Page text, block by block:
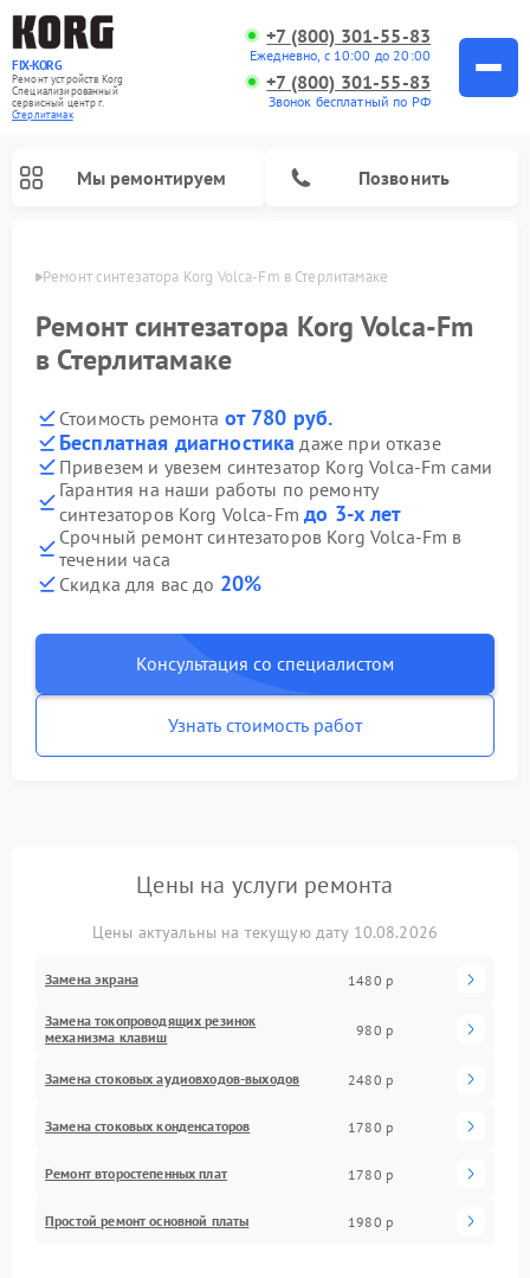
FIX-KORG
Ремонт устройств Korg
Специализированный
cервисный центр г.
Стерлитамак
+7 (800) 301-55-83
Ежедневно, с 10:00 до 20:00
+7 (800) 301-55-83
Звонок бесплатный по РФ
Мы ремонтируем Позвонить
Ремонт синтезатора Korg Volca-Fm в Стерлитамаке
Ремонт синтезатора Korg Volca-Fm
в Стерлитамаке
Стоимость ремонта от 780 руб.
Бесплатная диагностика даже при отказе
Привезем и увезем синтезатор Korg Volca-Fm сами
Гарантия на наши работы по ремонту
синтезаторов Korg Volca-Fmдо 3-х лет
Срочный ремонт синтезаторов Korg Volca-Fm в
течении часа
Скидка для вас до 20%
Консультация со специалистом
Узнать стоимость работ
Цены на услуги ремонта
Цены актуальны на текущую дату 10.08.2026
Замена экрана 1480 р
Замена токопроводящих резинок
механизма клавиш
980 р
Замена стоковых аудиовходов-выходов 2480 р
Замена стоковых конденсаторов 1780 р
Ремонт второстепенных плат 1780 р
Простой ремонт основной платы 1980 р